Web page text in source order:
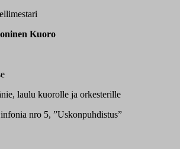
Kuoro
laulu kuorolle ja orkesterille
nro 5, ”Uskonpuhdistus”